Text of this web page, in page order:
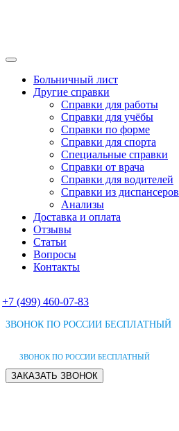
Больничный лист
Другие справки
Справки для работы
Справки для учёбы
Справки по форме
Справки для спорта
Специальные справки
Справки от врача
Справки для водителей
Справки из диспансеров
Анализы
Доставка и оплата
Отзывы
Статьи
Вопросы
Контакты
+7 (499) 460-07-83
ЗВОНОК ПО РОССИИ БЕСПЛАТНЫЙ
ЗВОНОК ПО РОССИИ БЕСПЛАТНЫЙ